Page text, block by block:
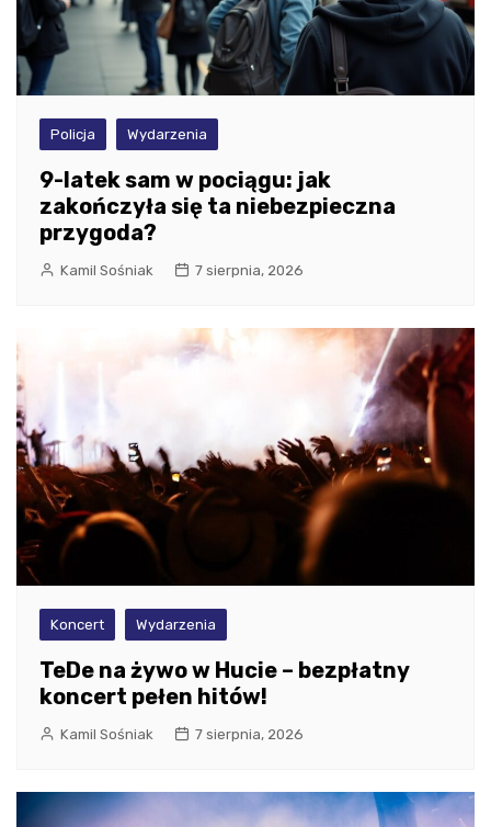
Policja Wydarzenia
9-latek sam w pociągu: jak
zakończyła się ta niebezpieczna
przygoda?
Kamil Sośniak 7 sierpnia, 2026
Koncert Wydarzenia
TeDe na żywo w Hucie – bezpłatny
koncert pełen hitów!
Kamil Sośniak 7 sierpnia, 2026